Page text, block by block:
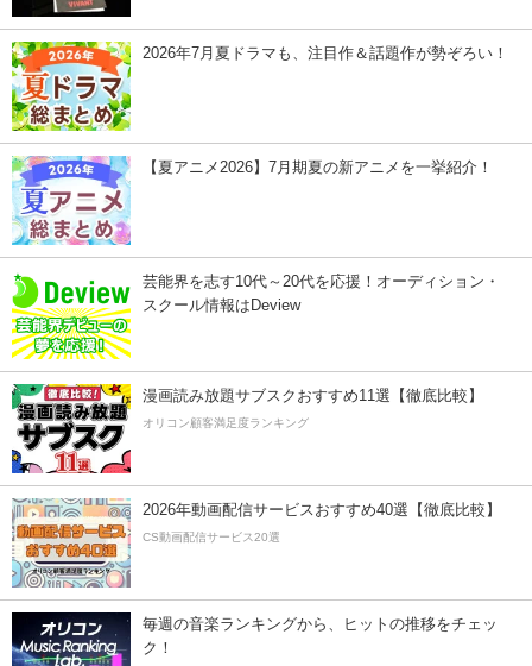
2026年7月夏ドラマも、注目作＆話題作が勢ぞろい！
【夏アニメ2026】7月期夏の新アニメを一挙紹介！
芸能界を志す10代～20代を応援！オーディション・
スクール情報はDeview
漫画読み放題サブスクおすすめ11選【徹底比較】
オリコン顧客満足度ランキング
2026年動画配信サービスおすすめ40選【徹底比較】
CS動画配信サービス20選
毎週の音楽ランキングから、ヒットの推移をチェッ
ク！